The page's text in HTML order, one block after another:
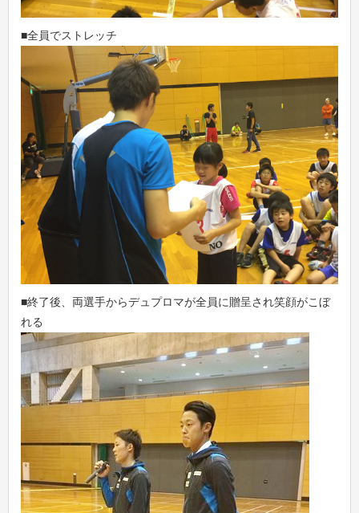
■全員でストレッチ
■終了後、両選手からデュプロマが全員に贈呈され笑顔がこぼ
れる